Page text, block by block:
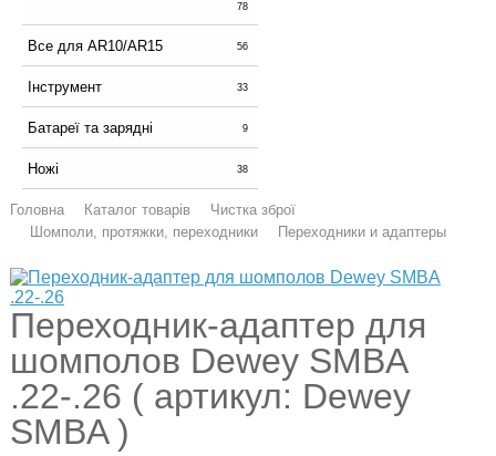
78
Все для AR10/AR15 56
Інструмент 33
Батареї та зарядні 9
Ножі 38
Головна Каталог товарів
Чистка зброї
Шомполи, протяжки, переходники
Переходники и адаптеры
Переходник-адаптер для
шомполов Dewey SMBA
.22-.26 ( артикул: Dewey
SMBA )